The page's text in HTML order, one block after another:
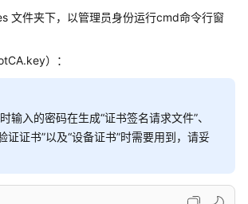
文件夹下，以管理员身份运行cmd命令行窗
）：
输入的密码在生成“证书签名请求文件”、
证证书”以及“设备证书”时需要用到，请妥